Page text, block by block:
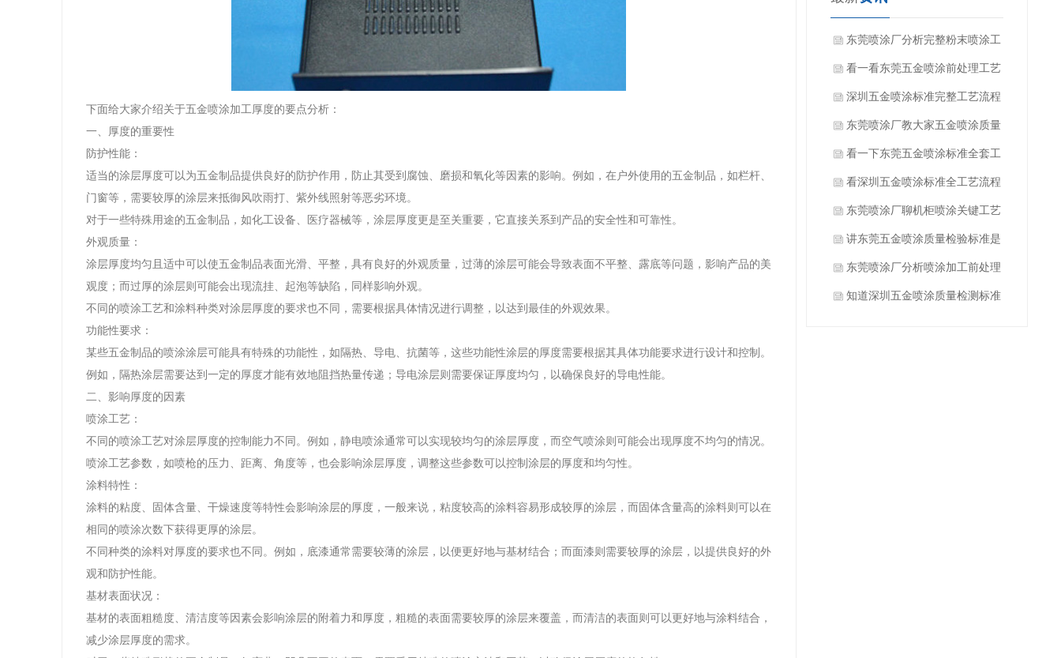
下面给大家介绍关于五金喷涂加工厚度的要点分析：
一、厚度的重要性
防护性能：
适当的涂层厚度可以为五金制品提供良好的防护作用，防止其受到腐蚀、磨损和氧化等因素的影响。例如，在户外使用的五金制品，如栏杆、
门窗等，需要较厚的涂层来抵御风吹雨打、紫外线照射等恶劣环境。
对于一些特殊用途的五金制品，如化工设备、医疗器械等，涂层厚度更是至关重要，它直接关系到产品的安全性和可靠性。
外观质量：
涂层厚度均匀且适中可以使五金制品表面光滑、平整，具有良好的外观质量，过薄的涂层可能会导致表面不平整、露底等问题，影响产品的美
观度；而过厚的涂层则可能会出现流挂、起泡等缺陷，同样影响外观。
不同的喷涂工艺和涂料种类对涂层厚度的要求也不同，需要根据具体情况进行调整，以达到最佳的外观效果。
功能性要求：
某些五金制品的喷涂涂层可能具有特殊的功能性，如隔热、导电、抗菌等，这些功能性涂层的厚度需要根据其具体功能要求进行设计和控制。
例如，隔热涂层需要达到一定的厚度才能有效地阻挡热量传递；导电涂层则需要保证厚度均匀，以确保良好的导电性能。
二、影响厚度的因素
喷涂工艺：
不同的喷涂工艺对涂层厚度的控制能力不同。例如，静电喷涂通常可以实现较均匀的涂层厚度，而空气喷涂则可能会出现厚度不均匀的情况。
喷涂工艺参数，如喷枪的压力、距离、角度等，也会影响涂层厚度，调整这些参数可以控制涂层的厚度和均匀性。
涂料特性：
涂料的粘度、固体含量、干燥速度等特性会影响涂层的厚度，一般来说，粘度较高的涂料容易形成较厚的涂层，而固体含量高的涂料则可以在
相同的喷涂次数下获得更厚的涂层。
不同种类的涂料对厚度的要求也不同。例如，底漆通常需要较薄的涂层，以便更好地与基材结合；而面漆则需要较厚的涂层，以提供良好的外
观和防护性能。
基材表面状况：
基材的表面粗糙度、清洁度等因素会影响涂层的附着力和厚度，粗糙的表面需要较厚的涂层来覆盖，而清洁的表面则可以更好地与涂料结合，
减少涂层厚度的需求。
东莞喷涂厂分析完整粉末喷涂工
艺流程有哪些方面？
看一看东莞五金喷涂前处理工艺
有哪些？
深圳五金喷涂标准完整工艺流程
是什么？
东莞喷涂厂教大家五金喷涂质量
如何检验？
看一下东莞五金喷涂标准全套工
艺流程是什么？
看深圳五金喷涂标准全工艺流程
都有哪些方面？
东莞喷涂厂聊机柜喷涂关键工艺
要求是什么？
讲东莞五金喷涂质量检验标准是
什么？
东莞喷涂厂分析喷涂加工前处理
方式有哪些？
知道深圳五金喷涂质量检测标准